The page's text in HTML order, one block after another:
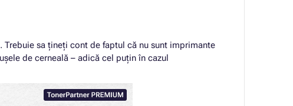
sa țineți cont de faptul că nu sunt imprimante
de cerneală – adică cel puțin în cazul